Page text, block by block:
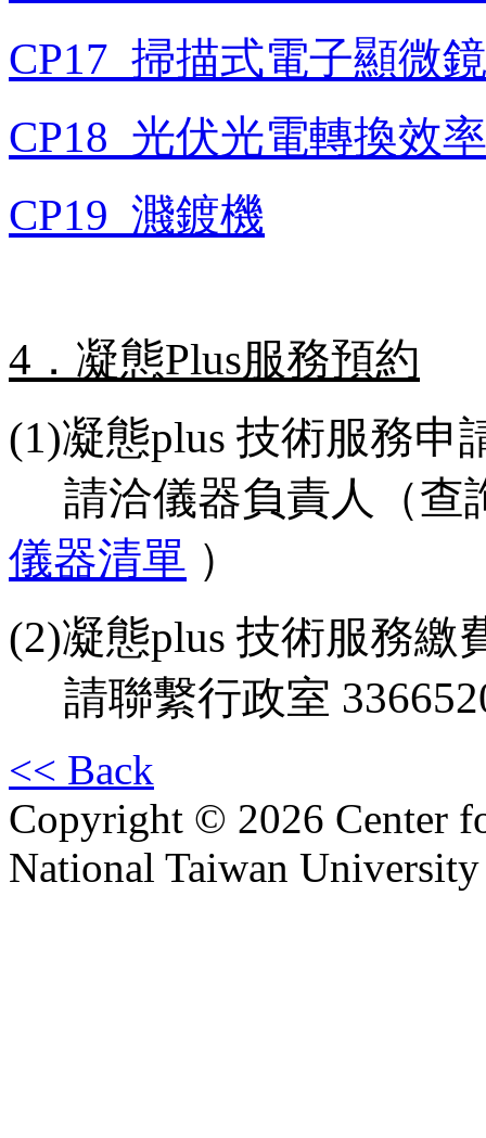
CP17_掃描式電子顯微鏡
CP18_光伏光電轉換效
CP19_濺鍍機
4．凝態Plus服務預約
(1)凝態plus 技術服務申
請洽儀器負責人（查
儀器清單 ）
(2)凝態plus 技術服務繳
請聯繫行政室
<< Back
Copyright © 2026 Center
National Taiwan University